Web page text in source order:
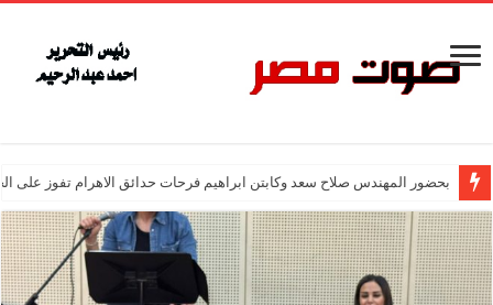
بحضور المهندس صلاح سعد وكابتن ابراهيم فرحات حدائق الاهرام تفوز على